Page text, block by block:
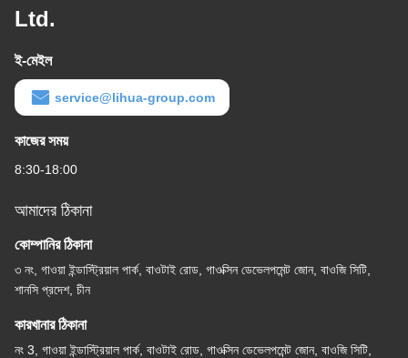
Ltd.
ই-মেইল
service@lihua-group.com
কাজের সময়
8:30-18:00
আমাদের ঠিকানা
কোম্পানির ঠিকানা
৩ নং, গাওয়া ইন্ডাস্ট্রিয়াল পার্ক, বাওটাই রোড, গাওক্সিন ডেভেলপমেন্ট জোন, বাওজি সিটি,
শানসি প্রদেশ, চীন
কারখানার ঠিকানা
নং 3, গাওয়া ইন্ডাস্ট্রিয়াল পার্ক, বাওটাই রোড, গাওক্সিন ডেভেলপমেন্ট জোন, বাওজি সিটি,